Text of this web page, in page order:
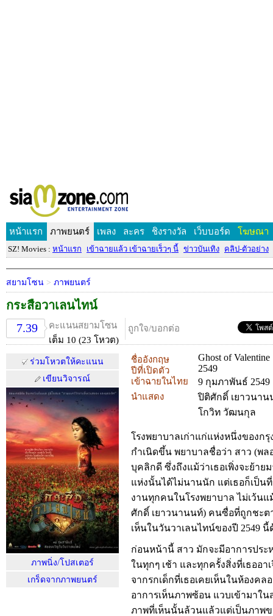
หน้าแรก ภาพยนตร์ เพลง ละคร ชิงรางวัล เว็บบอร์ด โฆษณา
SZ! Movies : หน้าแรก เข้าฉายแล้ว เข้าฉายเร็วๆ นี้ ข่าวบันเทิง คลิป-ตัวอย่าง
สยามโซน > ภาพยนตร์
กระสือวาเลนไทน์
7.39
คะแนนสยามโซน
เต็ม 10 (23 โหวต)
ถูกใจ/บอกต่อ
ร่วมโหวตให้คะแนน
เขียนวิจารณ์
ภาพนิ่ง/โปสเตอร์
เกร็ดจากภาพยนตร์
ชื่ออังกฤษ Ghost of Valentine
ปีที่เปิดตัว 2549
เข้าฉายในไทย 9 กุมภาพันธ์ 2549
นำแสดง
ปิติศักดิ์ เยาวนา
โกวิท วัฒนกุล
โรงพยาบาลเก่าแก่แห่งหนึ่งของกรุ
กำเนิดขึ้น พยาบาลชื่อว่า สาว (พ
บุคลิกดี ซึ่งถึงแม้ว่าเธอเพิ่งจะย้าย
แห่งนั้นได้ไม่นานนัก แต่เธอก็เป็น
งานทุกคนในโรงพยาบาล ไม่เว้น
ศักดิ์ เยาวนานนท์) คนซื่อที่ถูกชะต
เห็นในวันวาเลนไทน์ของปี 2549 นี้
ก่อนหน้านี้ สาว มักจะมีอาการปร
ในทุกๆ เช้า และทุกครั้งสิ่งที่เธออ
จากรกเด็กที่เธอเคยเห็นในห้องคล
อาการเห็นภาพซ้อน แวบเข้ามาใ
ภาพที่เห็นนั้นล้วนแล้วแต่เป็นภาพข